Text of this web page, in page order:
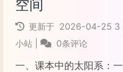
阅读全文...
空间
更新于 2026-04-25 3
小站
0条评论
一、课本中的太阳系：